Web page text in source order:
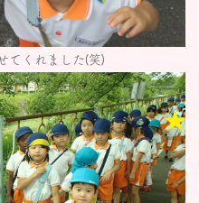
てくれました(笑)